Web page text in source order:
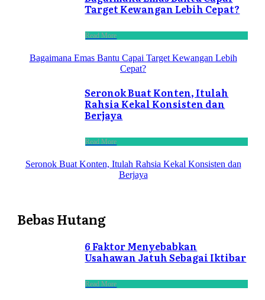
Target Kewangan Lebih Cepat?
Read More
Bagaimana Emas Bantu Capai Target Kewangan Lebih
Cepat?
Seronok Buat Konten, Itulah
Rahsia Kekal Konsisten dan
Berjaya
Read More
Seronok Buat Konten, Itulah Rahsia Kekal Konsisten dan
Berjaya
Bebas Hutang
6 Faktor Menyebabkan
Usahawan Jatuh Sebagai Iktibar
Read More